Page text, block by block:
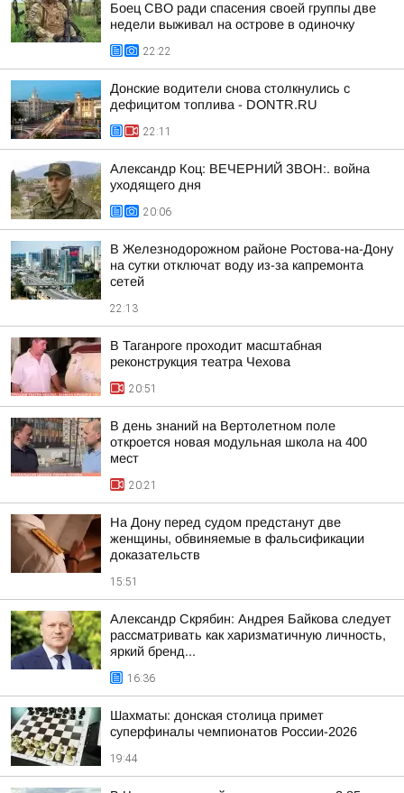
Боец СВО ради спасения своей группы две
недели выживал на острове в одиночку
22:22
Донские водители снова столкнулись с
дефицитом топлива - DONTR.RU
22:11
Александр Коц: ВЕЧЕРНИЙ ЗВОН:. война
уходящего дня
20:06
В Железнодорожном районе Ростова-на-Дону
на сутки отключат воду из-за капремонта
сетей
22:13
В Таганроге проходит масштабная
реконструкция театра Чехова
20:51
В день знаний на Вертолетном поле
откроется новая модульная школа на 400
мест
20:21
На Дону перед судом предстанут две
женщины, обвиняемые в фальсификации
доказательств
15:51
Александр Скрябин: Андрея Байкова следует
рассматривать как харизматичную личность,
яркий бренд...
16:36
Шахматы: донская столица примет
суперфиналы чемпионатов России-2026
19:44